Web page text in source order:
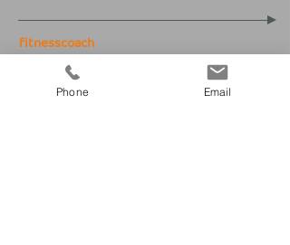
fitnesscoach
Zellerplatzl 2, A- 4100 Ottensheim
max@fitnesscoach.at
Phone Email